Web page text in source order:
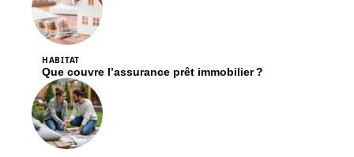
HABITAT
Que couvre l’assurance prêt immobilier ?